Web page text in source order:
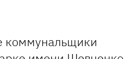
коммунальщики